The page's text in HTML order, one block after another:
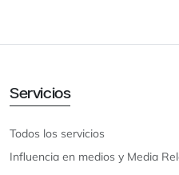
Servicios
Todos los servicios
Influencia en medios y Media